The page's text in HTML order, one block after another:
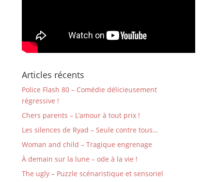
Articles récents
Police Flash 80 – Comédie délicieusement
régressive !
Chers parents – L’amour à tout prix !
Les silences de Ryad – Seule contre tous…
Woman and child – Tragique engrenage
À demain sur la lune – ode à la vie !
The ugly – Puzzle scénaristique et sensoriel